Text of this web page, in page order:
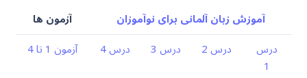
آموزش زبان آلمانی برای نوآموزان
آزمون ها
درس
1
درس 2 درس 3 درس 4 آزمون 1 تا 4